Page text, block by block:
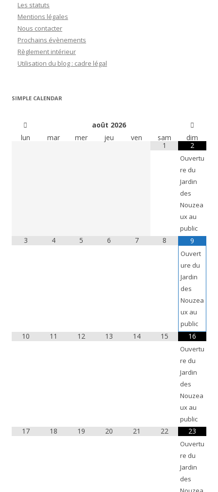
Les statuts
Mentions légales
Nous contacter
Prochains évènements
Règlement intérieur
Utilisation du blog : cadre légal
SIMPLE CALENDAR
août 2026
lun
mar mer jeu ven sam
dim
1
2
Ouvertu
re du
Jardin
des
Nouzea
ux au
public
3 4 5 6 7 8 9
Ouvert
ure du
Jardin
des
Nouzea
ux au
public
10 11 12 13 14 15 16
Ouvertu
re du
Jardin
des
Nouzea
ux au
public
17 18 19 20 21 22 23
Ouvertu
re du
Jardin
des